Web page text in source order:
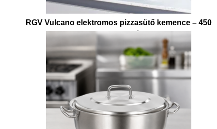
RGV Vulcano elektromos pizzasütő kemence – 450
°C, 33 cm pizzához
94.405 + ÁFA